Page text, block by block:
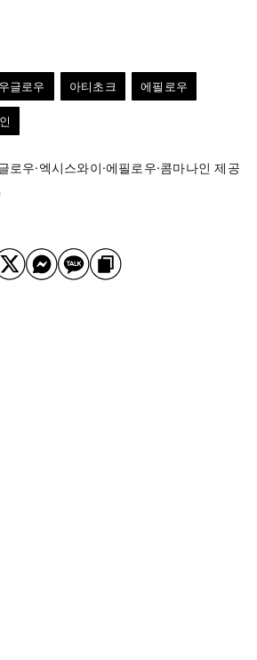
글로우 아티초크 에필로우
로우·엑시스와이·에필로우·콤마나인 제공